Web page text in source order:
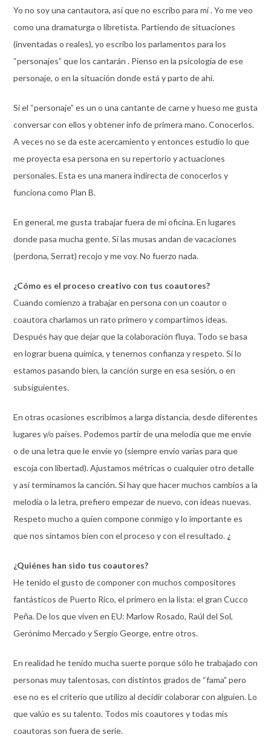
Yo no soy una cantautora, así que no escribo para mí . Yo me veo
como una dramaturga o libretista. Partiendo de situaciones
(inventadas o reales), yo escribo los parlamentos para los
“personajes” que los cantarán . Pienso en la psicología de ese
personaje, o en la situación donde está y parto de ahí.
Si el “personaje” es un o una cantante de carne y hueso me gusta
conversar con ellos y obtener info de primera mano. Conocerlos.
A veces no se da este acercamiento y entonces estudio lo que
me proyecta esa persona en su repertorio y actuaciones
personales. Esta es una manera indirecta de conocerlos y
funciona como Plan B.
En general, me gusta trabajar fuera de mi oficina. En lugares
donde pasa mucha gente. Si las musas andan de vacaciones
(perdona, Serrat) recojo y me voy. No fuerzo nada.
¿Cómo es el proceso creativo con tus coautores?
Cuando comienzo a trabajar en persona con un coautor o
coautora charlamos un rato primero y compartimos ideas.
Después hay que dejar que la colaboración fluya. Todo se basa
en lograr buena química, y tenernos confianza y respeto. Si lo
estamos pasando bien, la canción surge en esa sesión, o en
subsiguientes.
En otras ocasiones escribimos a larga distancia, desde diferentes
lugares y/o países. Podemos partir de una melodía que me envíe
o de una letra que le envíe yo (siempre envío varias para que
escoja con libertad). Ajustamos métricas o cualquier otro detalle
y así terminamos la canción. Si hay que hacer muchos cambios a la
melodía o la letra, prefiero empezar de nuevo, con ideas nuevas.
Respeto mucho a quien compone conmigo y lo importante es
que nos sintamos bien con el proceso y con el resultado. ¿
¿Quiénes han sido tus coautores?
He tenido el gusto de componer con muchos compositores
fantásticos de Puerto Rico, el primero en la lista: el gran Cucco
Peña. De los que viven en EU: Marlow Rosado, Raúl del Sol,
Gerónimo Mercado y Sergio George, entre otros.
En realidad he tenido mucha suerte porque sólo he trabajado con
personas muy talentosas, con distintos grados de “fama” pero
ese no es el criterio que utilizo al decidir colaborar con alguien. Lo
que valúo es su talento. Todos mis coautores y todas mis
coautoras son fuera de serie.